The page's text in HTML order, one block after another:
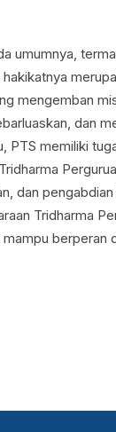
umumnya,
mengemban
dan
PTS memiliki
dan
Tridharma
berperan